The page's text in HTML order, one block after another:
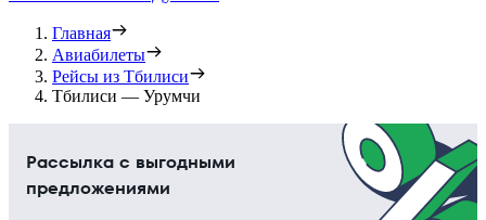
Главная
Авиабилеты
Рейсы из Тбилиси
Тбилиси — Урумчи
Рассылка с выгодными
предложениями